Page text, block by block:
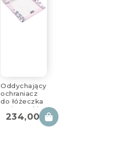
Oddychający
ochraniacz
do łóżeczka
z siateczki
pink berry
234,00 zł